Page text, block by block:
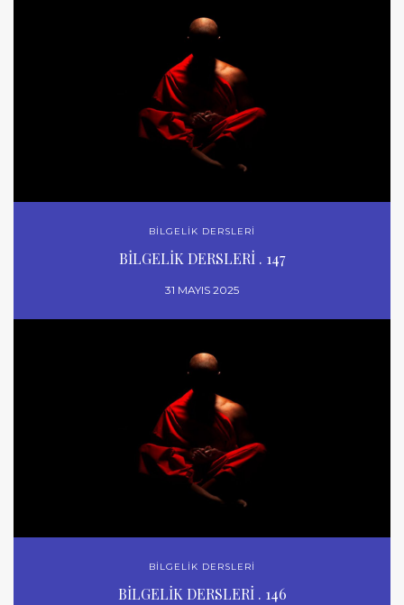
BİLGELİK DERSLERİ
BİLGELİK DERSLERİ . 147
31 MAYIS 2025
BİLGELİK DERSLERİ
BİLGELİK DERSLERİ . 146